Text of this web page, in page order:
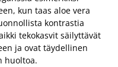
kun taas aloe vera
kontrastia
tekokasvit säilyttävät
ja ovat täydellinen
huoltoa.